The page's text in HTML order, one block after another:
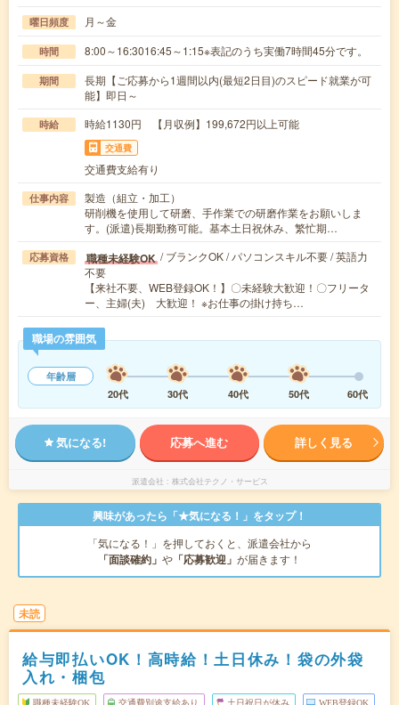
曜日頻度 月～金
時間 8:00～16:3016:45～1:15※表記のうち実働7時間45分です。
期間
長期【ご応募から1週間以内(最短2日目)のスピード就業が可
能】即日～
時給 時給1130円 【月収例】199,672円以上可能
交通費
交通費支給有り
仕事内容
製造（組立・加工）
研削機を使用して研磨、手作業での研磨作業をお願いしま
す。(派遣)長期勤務可能。基本土日祝休み、繁忙期…
応募資格 職種未経験OK / ブランクOK / パソコンスキル不要 / 英語力
不要
【来社不要、WEB登録OK！】〇未経験大歓迎！〇フリータ
ー、主婦(夫) 大歓迎！ ※お仕事の掛け持ち…
職場の雰囲気
年齢層
20代
30代 40代 50代 60代
気になる! 応募へ進む 詳しく見る
派遣会社 株式会社テクノ・サービス
興味があったら「★気になる！」をタップ！
「気になる！」を押しておくと、派遣会社から
「面談確約」 や 「応募歓迎」 が届きます！
未読
給与即払いOK！高時給！土日休み！袋の外袋
入れ・梱包
職種未経験OK 交通費別途支給あり 土日祝日が休み WEB登録OK